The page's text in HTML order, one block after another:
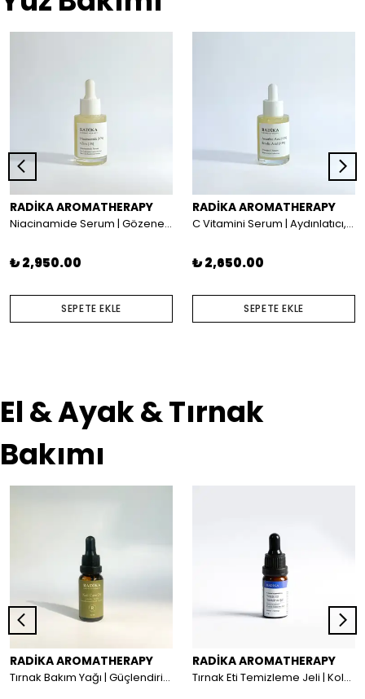
RADİKA AROMATHERAPY
Niacinamide Serum | Gözenek Sıkılaştırıcı, Aydınlatıcı ve Leke Giderici Etki
₺ 2,950.00
SEPETE EKLE
RADİKA AROMATHERAPY
C Vitamini Serum | Aydınlatıcı, Cilt Tonu Eşitleyici ve Parlatıcı Etki
₺ 2,650.00
SEPETE EKLE
El & Ayak & Tırnak
Bakımı
RADİKA AROMATHERAPY
Tırnak Bakım Yağı | Güçlendirici ve Besleyici
RADİKA AROMATHERAPY
Tırnak Eti Temizleme Jeli | Kolay Manikür Jeli